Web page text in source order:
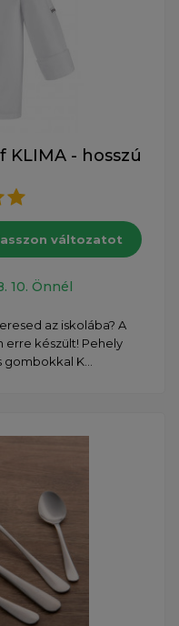
KLIMA - hosszú
változatot
10. Önnél
az iskolába? A
erre készült! Pehely
K...